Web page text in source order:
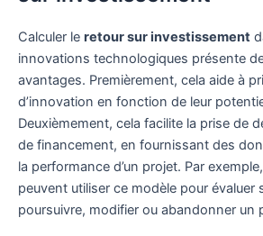
Calculer le retour sur investissement
innovations technologiques présente
avantages. Premièrement, cela aide à
d’innovation en fonction de leur
Deuxièmement, cela facilite la prise de
de financement, en fournissant des
la performance d’un projet. Par
peuvent utiliser ce modèle pour évaluer
poursuivre, modifier ou abandonner un